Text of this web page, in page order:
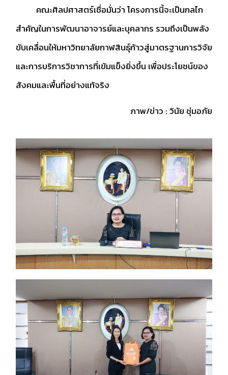
คณะศิลปศาสตร์เชื่อมั่นว่า โครงการนี้จะเป็นกลไก
สำคัญในการพัฒนาอาจารย์และบุคลากร รวมถึงเป็นพลัง
ขับเคลื่อนให้มหาวิทยาลัยกาฬสินธุ์ก้าวสู่มาตรฐานการวิจัย
และการบริการวิชาการที่เข้มแข็งยิ่งขึ้น เพื่อประโยชน์ของ
สังคมและพื้นที่อย่างแท้จริง
ภาพ/ข่าว : วินัย ชุ่มอภัย